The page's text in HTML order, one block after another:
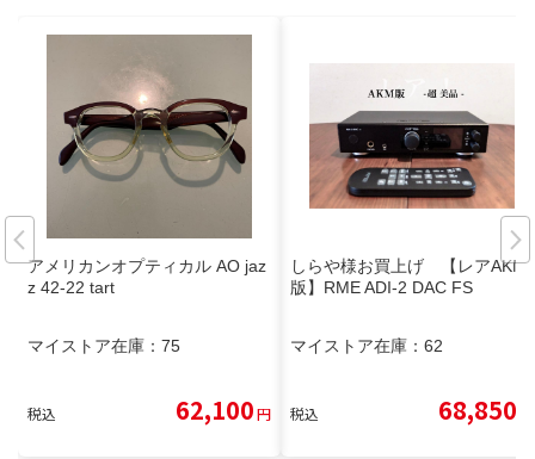
アメリカンオプティカル AO jaz
z 42-22 tart
マイストア在庫： 75
税込 62,100円
しらや様お買上げ 【レアAKM
版】RME ADI-2 DAC FS
マイストア在庫： 62
税込 68,850